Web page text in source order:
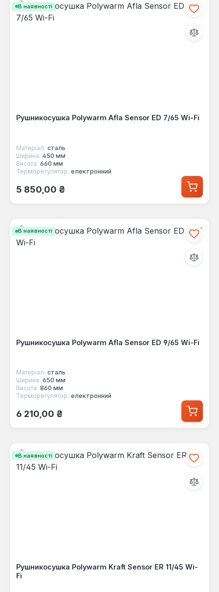
В наявності
Рушникосушка Polywarm Afla Sensor ED 7/65 Wi-Fi
Матеріал: сталь
Ширина: 450 мм
Висота: 660 мм
Терморегулятор: електронний
Звичайна ціна:
5 850,00 ₴
В наявності
Рушникосушка Polywarm Afla Sensor ED 9/65 Wi-Fi
Матеріал: сталь
Ширина: 650 мм
Висота: 860 мм
Терморегулятор: електронний
Звичайна ціна:
6 210,00 ₴
В наявності
Рушникосушка Polywarm Kraft Sensor ER 11/45 Wi-
Fi